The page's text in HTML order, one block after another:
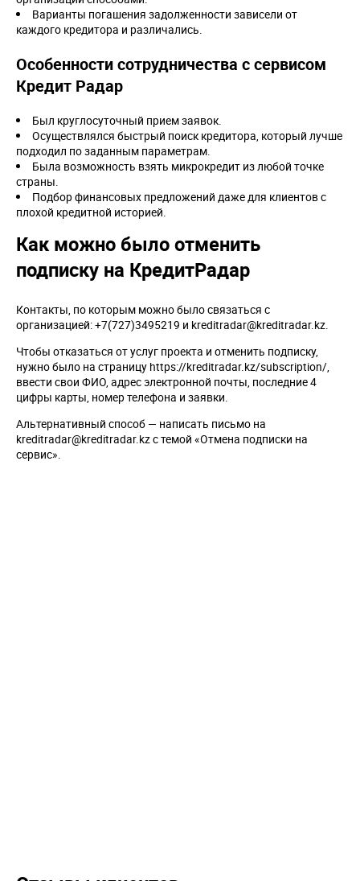
Варианты погашения задолженности зависели от
каждого кредитора и различались.
Особенности сотрудничества с сервисом
Кредит Радар
Был круглосуточный прием заявок.
Осуществлялся быстрый поиск кредитора, который лучше
подходил по заданным параметрам.
Была возможность взять микрокредит из любой точке
страны.
Подбор финансовых предложений даже для клиентов с
плохой кредитной историей.
Как можно было отменить
подписку на КредитРадар
Контакты, по которым можно было связаться с
организацией: +7(727)3495219 и kreditradar@kreditradar.kz.
Чтобы отказаться от услуг проекта и отменить подписку,
нужно было на страницу https://kreditradar.kz/subscription/,
ввести свои ФИО, адрес электронной почты, последние 4
цифры карты, номер телефона и заявки.
Альтернативный способ — написать письмо на
kreditradar@kreditradar.kz с темой «Отмена подписки на
сервис».